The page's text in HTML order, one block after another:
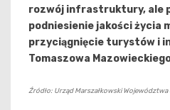
rozwój infrastruktury, ale
podniesienie jakości życia
przyciągnięcie turystów i
Tomaszowa
Źródło: Urząd Marszałkowski